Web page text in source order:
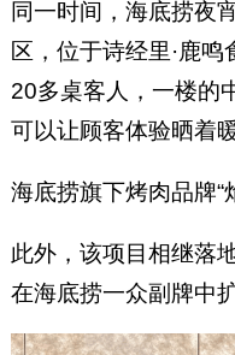
同一时间，海底捞夜
区，位于诗经里·鹿
20多桌客人，一楼的
可以让顾客体验晒着
海底捞旗下烤肉品牌“
此外，该项目相继落
在海底捞一众副牌中